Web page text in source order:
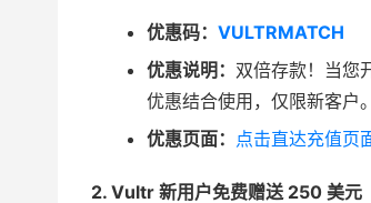
优惠码： VULTRMATCH
优惠说明： 双倍存款！当您
优惠结合使用，仅限新客户。
优惠页面： 点击直达充值页
2. Vultr 新用户免费赠送 250 美元